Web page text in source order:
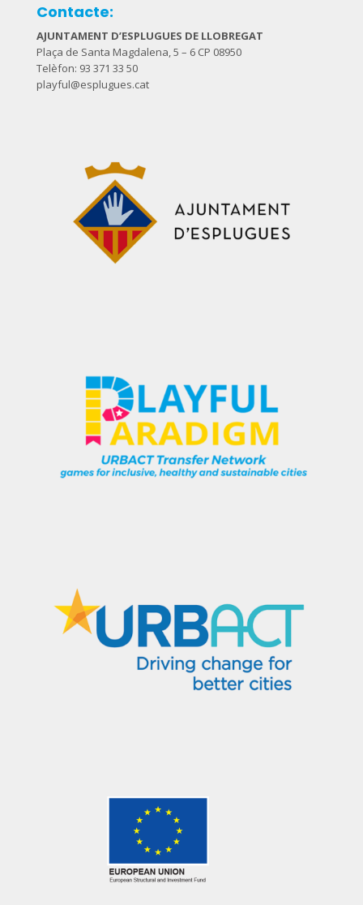
Contacte:
AJUNTAMENT D’ESPLUGUES DE LLOBREGAT
Plaça de Santa Magdalena, 5 – 6 CP 08950
Telèfon: 93 371 33 50
playful@esplugues.cat